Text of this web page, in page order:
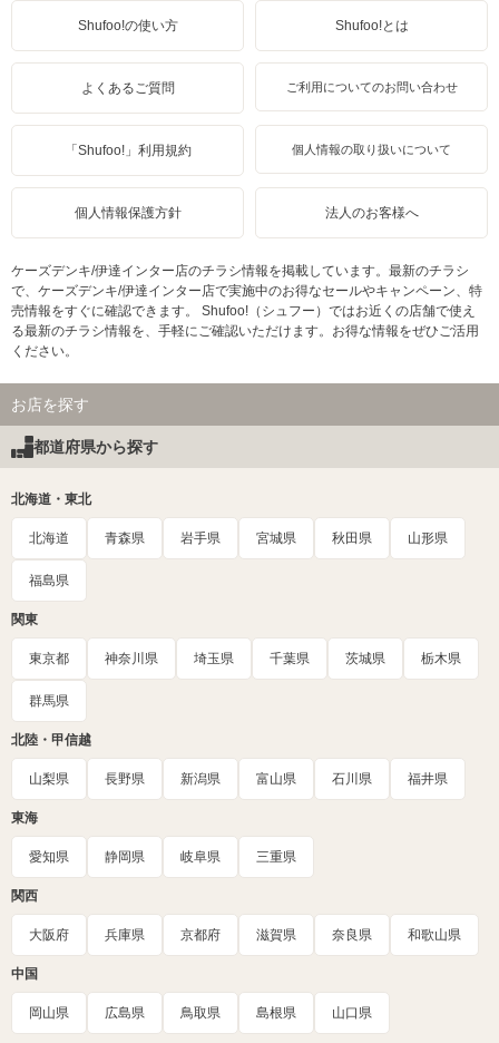
Shufoo!の使い方 Shufoo!とは
よくあるご質問 ご利用についてのお問い合わせ
「Shufoo!」利用規約 個人情報の取り扱いについて
個人情報保護方針 法人のお客様へ
ケーズデンキ/伊達インター店のチラシ情報を掲載しています。最新のチラシ
で、ケーズデンキ/伊達インター店で実施中のお得なセールやキャンペーン、特
売情報をすぐに確認できます。 Shufoo!（シュフー）ではお近くの店舗で使え
る最新のチラシ情報を、手軽にご確認いただけます。お得な情報をぜひご活用
ください。
お店を探す
都道府県から探す
北海道・東北
北海道 青森県 岩手県 宮城県 秋田県 山形県
福島県
関東
東京都 神奈川県 埼玉県 千葉県 茨城県 栃木県
群馬県
北陸・甲信越
山梨県 長野県 新潟県 富山県 石川県 福井県
東海
愛知県 静岡県 岐阜県 三重県
関西
大阪府 兵庫県 京都府 滋賀県 奈良県 和歌山県
中国
岡山県 広島県 鳥取県 島根県 山口県